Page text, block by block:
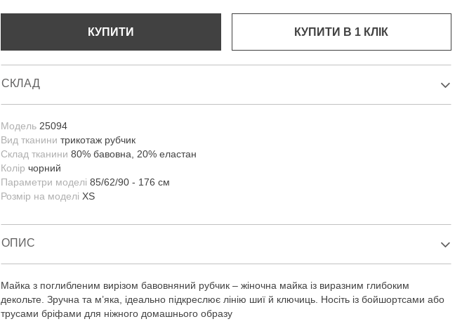
КУПИТИ КУПИТИ В 1 КЛIК
СКЛАД
Модель 25094
Вид тканини трикотаж рубчик
Склад тканини 80% бавовна, 20% еластан
Колір чорний
Параметри моделі 85/62/90 - 176 см
Розмір на моделі XS
ОПИС
Майка з поглибленим вирізом бавовняний рубчик – жіночна майка із виразним глибоким
декольте. Зручна та м’яка, ідеально підкреслює лінію шиї й ключиць. Носіть із бойшортсами або
трусами бріфами для ніжного домашнього образу